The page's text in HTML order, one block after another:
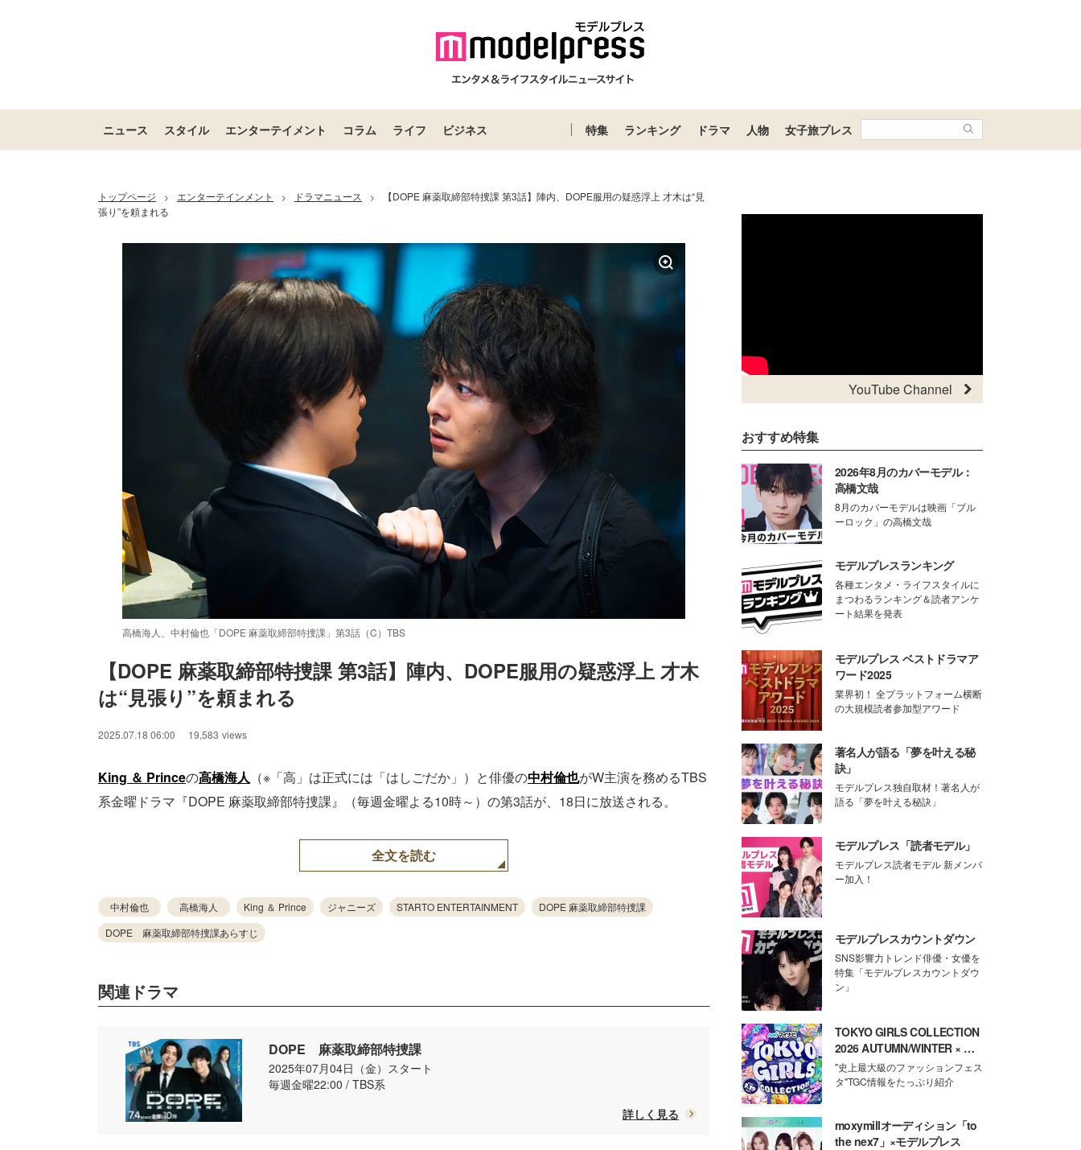
ニュース スタイル エンターテイメント コラム ライフ ビジネス 特集 ランキング ドラマ 人物 女子旅プレス
トップページ > エンターテインメント > ドラマニュース >
【DOPE 麻薬取締部特捜課 第3話】陣内、DOPE服用の疑惑浮上 才木は“見
張り”を頼まれる
高橋海人、中村倫也「DOPE 麻薬取締部特捜課」第3話（C）TBS
Unmute
【DOPE 麻薬取締部特捜課 第3話】陣内、DOPE服用の疑惑浮上 才木
は“見張り”を頼まれる
2025.07.18 06:00 19,583 views
King ＆ Princeの高橋海人 （※「高」は正式には「はしごだか」）と俳優の中村倫也がW主演を務めるTBS
系金曜ドラマ『DOPE 麻薬取締部特捜課』（毎週金曜よる10時～）の第3話が、18日に放送される。
全文を読む
中村倫也 高橋海人 King ＆ Prince ジャニーズ STARTO ENTERTAINMENT
DOPE 麻薬取締部特捜課
DOPE 麻薬取締部特捜課あらすじ
関連ドラマ
DOPE 麻薬取締部特捜課
2025年07月04日（金）スタート
毎週金曜22:00 / TBS系
詳しく見る
YouTube Channel
おすすめ特集
2026年8月のカバーモデル：
高橋文哉
8月のカバーモデルは映画「ブル
ーロック」の高橋文哉
モデルプレスランキング
各種エンタメ・ライフスタイルに
まつわるランキング＆読者アンケ
ート結果を発表
モデルプレス ベストドラマア
ワード2025
業界初！ 全プラットフォーム横断
の大規模読者参加型アワード
著名人が語る「夢を叶える秘
訣」
モデルプレス独自取材！著名人が
語る「夢を叶える秘訣」
モデルプレス「読者モデル」
モデルプレス読者モデル 新メンバ
ー加入！
モデルプレスカウントダウン
SNS影響力トレンド俳優・女優を
特集「モデルプレスカウントダウ
ン」
TOKYO GIRLS COLLECTION
2026 AUTUMN/WINTER × モ
デルプレス
"史上最大級のファッションフェス
タ"TGC情報をたっぷり紹介
moxymillオーディション「to
the nex7」×モデルプレス